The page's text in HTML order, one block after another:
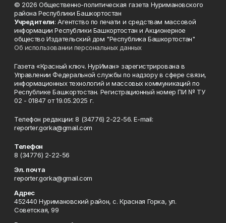
© 2026 Общественно-политическая газета Нуримановского
района Республики Башкортостан
Учредители: Агентство по печати и средствам массовой
информации Республики Башкортостан и Акционерное
общество Издательский дом "Республика Башкортостан"
Об использовании персональных данных
Газета «Красный ключ. НурИман» зарегистрирована в
Управлении Федеральной службы по надзору в сфере связи,
информационных технологий и массовых коммуникаций по
Республике Башкортостан. Регистрационный номер ПИ № ТУ
02 - 01847 от 19.05.2025 г.
Телефон редакции: 8 (34776) 2-22-56. E-mail:
reporter.gorka@gmail.com
Телефон
8 (34776) 2-22-56
Эл. почта
reporter.gorka@gmail.com
Адрес
452440 Нуримановский район, с. Красная Горка, ул.
Советская, 99